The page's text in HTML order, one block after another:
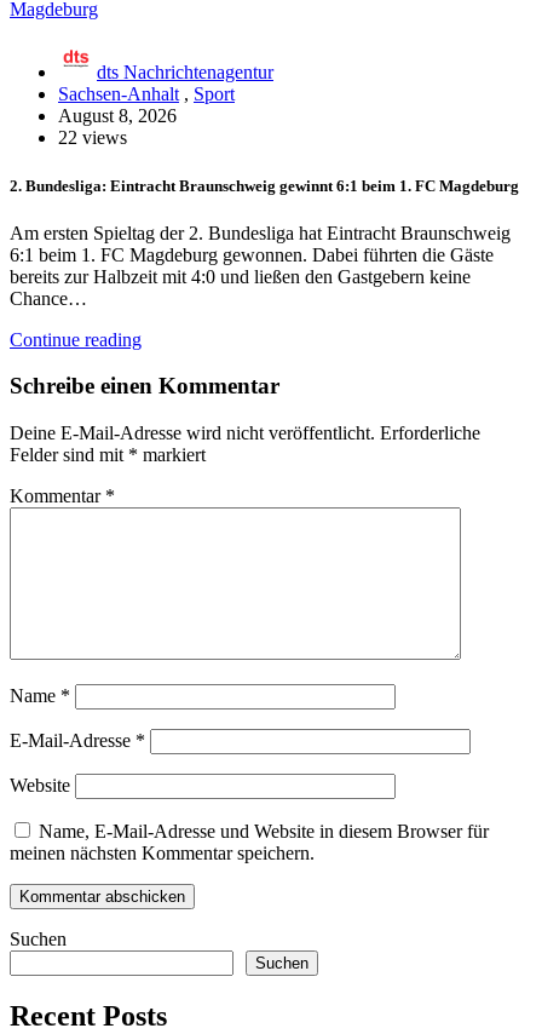
dts Nachrichtenagentur
Sachsen-Anhalt, Sport
August 8, 2026
22 views
2. Bundesliga: Eintracht Braunschweig gewinnt 6:1 beim 1. FC Magdeburg
Am ersten Spieltag der 2. Bundesliga hat Eintracht Braunschweig
6:1 beim 1. FC Magdeburg gewonnen. Dabei führten die Gäste
bereits zur Halbzeit mit 4:0 und ließen den Gastgebern keine
Chance…
Continue reading
Schreibe einen Kommentar
Deine E-Mail-Adresse wird nicht veröffentlicht. Erforderliche
Felder sind mit * markiert
Kommentar *
Name *
E-Mail-Adresse *
Website
Name, E-Mail-Adresse und Website in diesem Browser für
meinen nächsten Kommentar speichern.
Suchen
Suchen
Recent Posts